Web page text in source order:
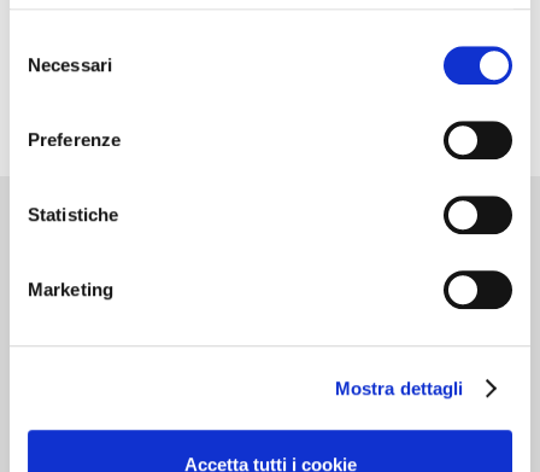
delNecessari
Preferenze
Statistiche
Marketing
Mostra dettagli
Accetta tutti i cookie
Milano 3 Dicembre
Dedicato alle cantine che …”valgono il